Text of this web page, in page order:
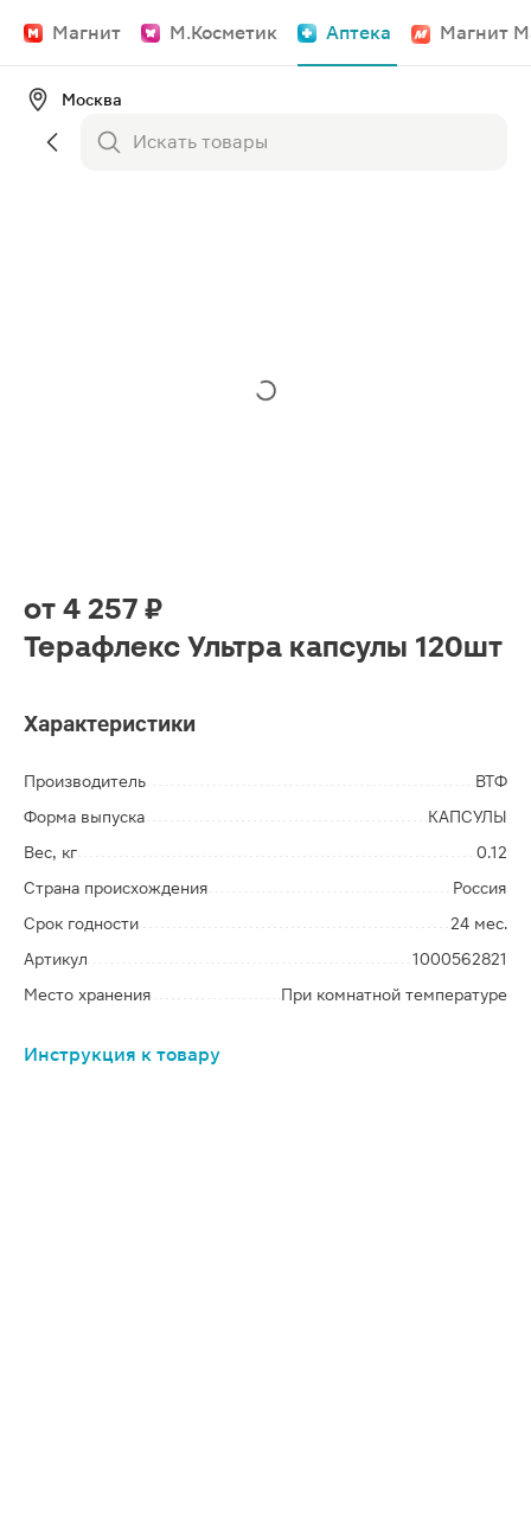
Магнит М.Косметик Аптека Магнит
Москва
от 4 257 ₽
Терафлекс Ультра капсулы 120шт
Характеристики
Производитель
ВТФ
Форма выпуска
КАПСУЛЫ
Вес, кг
0.12
Страна происхождения
Россия
Срок годности
24 мес.
Артикул
1000562821
Место хранения
При комнатной температуре
Инструкция к товару